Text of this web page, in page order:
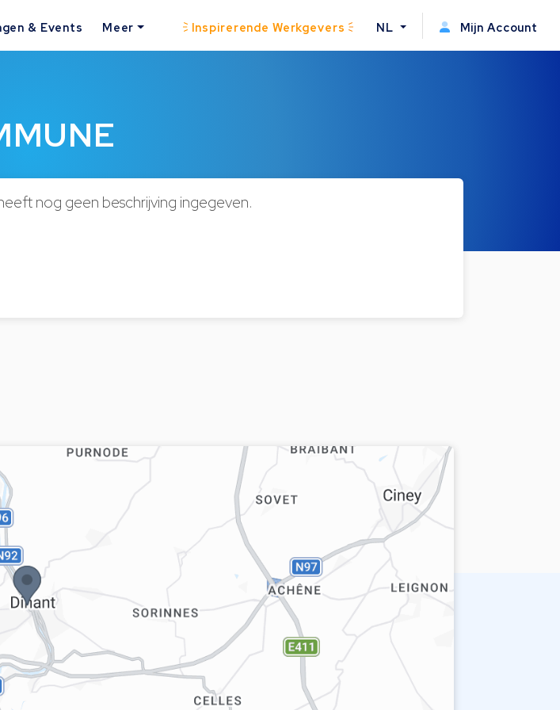
& Events Meer Inspirerende Werkgevers NL Mijn Account
nog geen beschrijving ingegeven.